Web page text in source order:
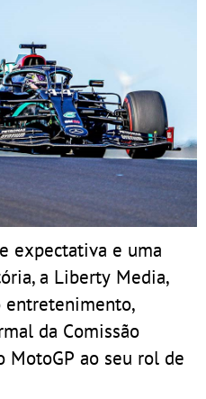
expectativa e uma
a Liberty Media,
entretenimento,
da Comissão
MotoGP ao seu rol de